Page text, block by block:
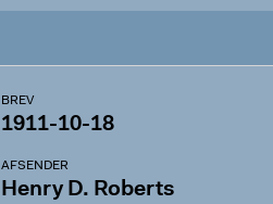
BREV
1911-10-18
AFSENDER
Henry D. Roberts